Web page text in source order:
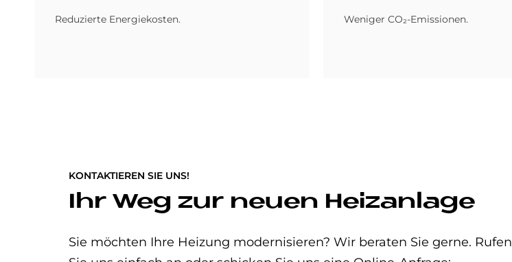
Reduzierte Energiekosten. Weniger CO₂-Emissionen.
KONTAKTIEREN SIE UNS!
Ihr Weg zur neuen Heizanlage
Sie möchten Ihre Heizung modernisieren? Wir beraten Sie gerne. Rufen